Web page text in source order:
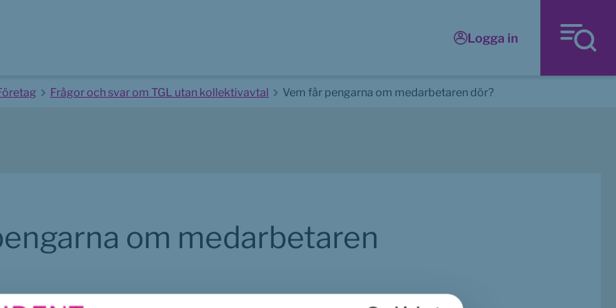
Logga in
Frågor och svar om TGL utan kollektivavtal
Vem får pengarna om medarbetaren dör?
om medarbetaren